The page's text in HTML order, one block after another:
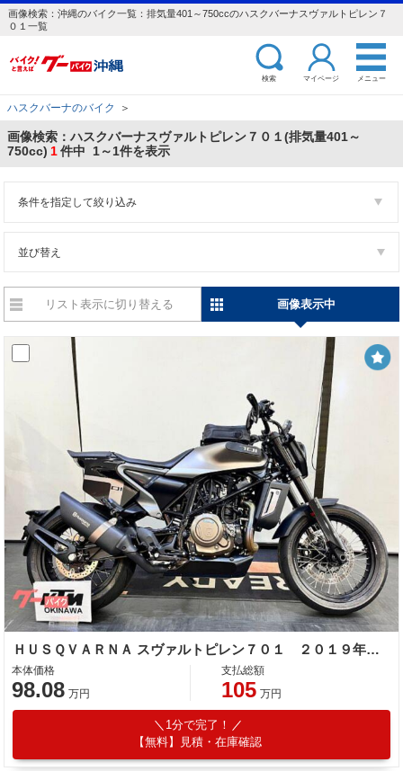
画像検索：沖縄のバイク一覧：排気量401～750ccのハスクバーナスヴァルトピレン７
０１一覧
検索 マイページ メニュー
ハスクバーナのバイク ＞
画像検索：ハスクバーナスヴァルトピレン７０１(排気量401～
750cc) 1件中 1～1件を表示
条件を指定して絞り込み
並び替え
リスト表示に切り替える 画像表示中
ＨＵＳＱＶＡＲＮＡ スヴァルトピレン７０１ ２０１９年モデル
本体価格
98.08 万円
支払総額
105 万円
1分で完了！
【無料】見積・在庫確認